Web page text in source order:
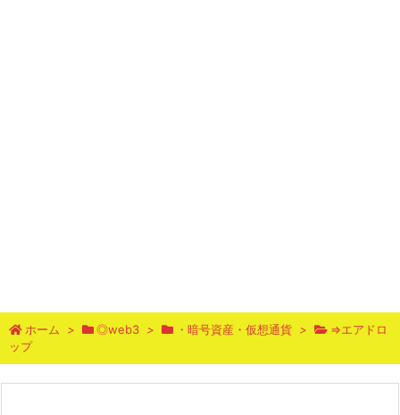
ホーム > ◎web3 > ・暗号資産・仮想通貨 >
⇒エアドロ
ップ